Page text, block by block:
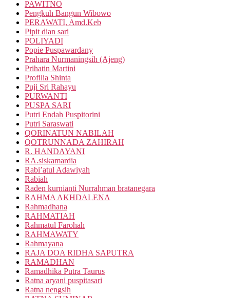
PAWITNO
Pengkuh Bangun Wibowo
PERAWATI, Amd.Keb
Pipit dian sari
POLIYADI
Popie Puspawardany
Prahara Nurmaningsih (Ajeng)
Prihatin Martini
Profilia Shinta
Puji Sri Rahayu
PURWANTI
PUSPA SARI
Putri Endah Puspitorini
Putri Saraswati
QORINATUN NABILAH
QOTRUNNADA ZAHIRAH
R. HANDAYANI
RA.siskamardia
Rabi’atul Adawiyah
Rabiah
Raden kurnianti Nurrahman bratanegara
RAHMA AKHDALENA
Rahmadhana
RAHMATIAH
Rahmatul Farohah
RAHMAWATY
Rahmayana
RAJA DOA RIDHA SAPUTRA
RAMADHAN
Ramadhika Putra Taurus
Ratna aryani puspitasari
Ratna nengsih